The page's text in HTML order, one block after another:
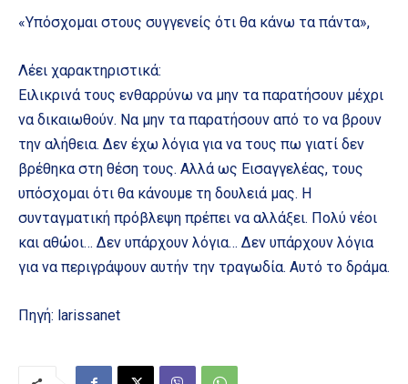
«Υπόσχομαι στους συγγενείς ότι θα κάνω τα πάντα»,
Λέει χαρακτηριστικά:
Ειλικρινά τους ενθαρρύνω να μην τα παρατήσουν μέχρι
να δικαιωθούν. Να μην τα παρατήσουν από το να βρουν
την αλήθεια. Δεν έχω λόγια για να τους πω γιατί δεν
βρέθηκα στη θέση τους. Αλλά ως Εισαγγελέας, τους
υπόσχομαι ότι θα κάνουμε τη δουλειά μας. Η
συνταγματική πρόβλεψη πρέπει να αλλάξει. Πολύ νέοι
και αθώοι… Δεν υπάρχουν λόγια… Δεν υπάρχουν λόγια
για να περιγράψουν αυτήν την τραγωδία. Αυτό το δράμα.
Πηγή: larissanet